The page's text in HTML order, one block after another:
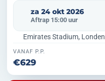
za 24 okt 2026
Aftrap 15:00 uur
Emirates Stadium, Londen
VANAF P.P.
€629